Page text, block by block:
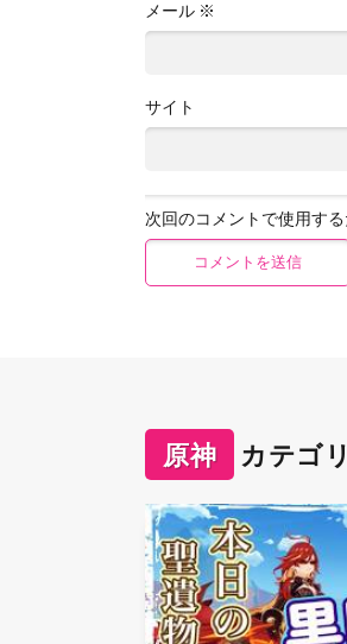
メール ※
サイト
次回のコメントで使用す
原神 カテゴ